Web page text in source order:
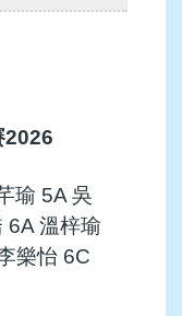
2026
瑜 5A 吳
6A 溫梓瑜
樂怡 6C